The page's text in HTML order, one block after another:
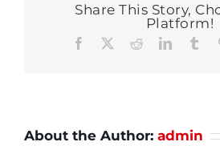
Share This Story,
Platform!
Facebook RedditLinkedIn
About the Author: admin